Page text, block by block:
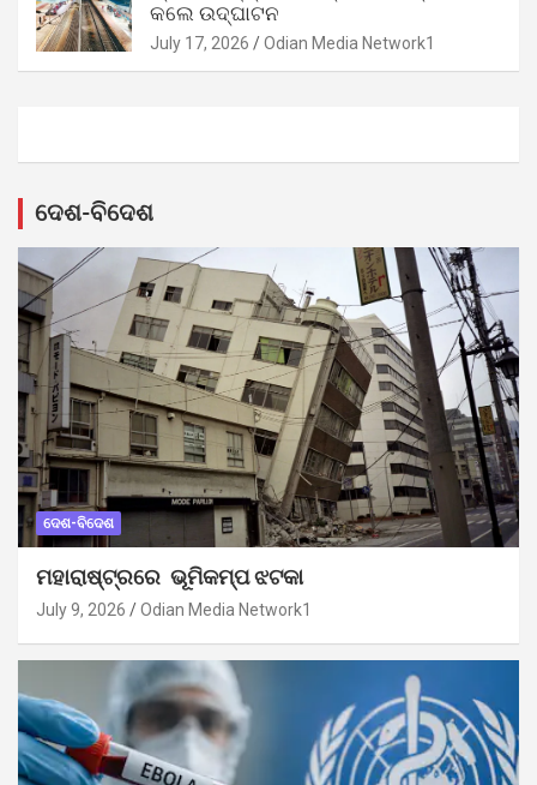
କଲେ ଉଦ୍‌ଘାଟନ
July 17, 2026 Odian Media Network1
ଦେଶ-ବିଦେଶ
ଦେଶ-ବିଦେଶ
ମହାରାଷ୍ଟ୍ରରେ ଭୂମିକମ୍ପ ଝଟକା
July 9, 2026 Odian Media Network1